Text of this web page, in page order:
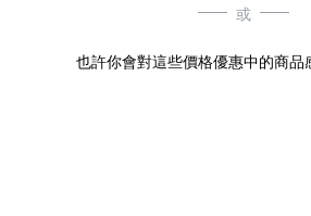
或
也許你會對這些價格優惠中的商品